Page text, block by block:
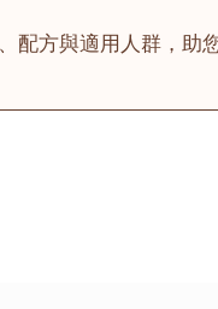
配方與適用人群，助